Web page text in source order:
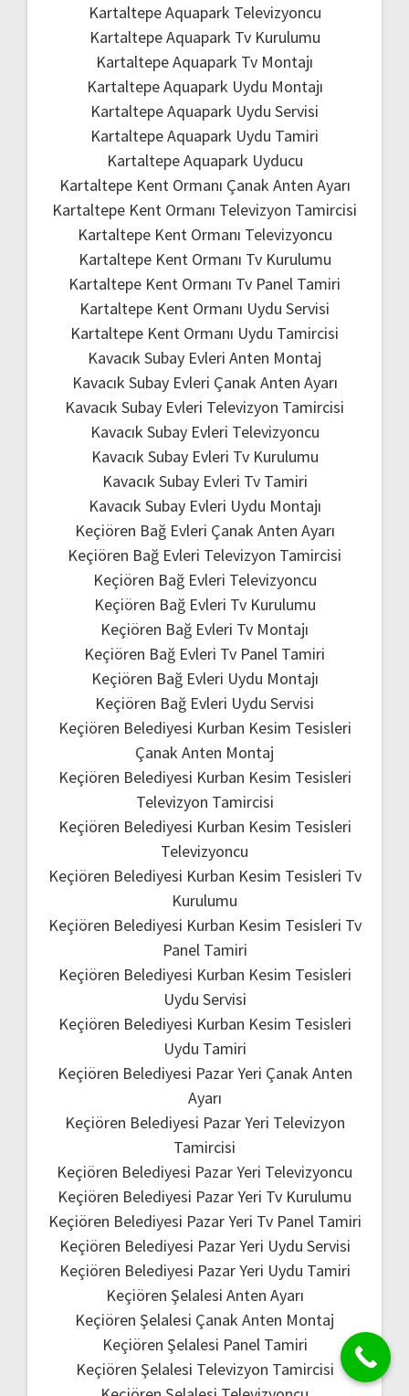
Kartaltepe Aquapark Televizyoncu
Kartaltepe Aquapark Tv Kurulumu
Kartaltepe Aquapark Tv Montajı
Kartaltepe Aquapark Uydu Montajı
Kartaltepe Aquapark Uydu Servisi
Kartaltepe Aquapark Uydu Tamiri
Kartaltepe Aquapark Uyducu
Kartaltepe Kent Ormanı Çanak Anten Ayarı
Kartaltepe Kent Ormanı Televizyon Tamircisi
Kartaltepe Kent Ormanı Televizyoncu
Kartaltepe Kent Ormanı Tv Kurulumu
Kartaltepe Kent Ormanı Tv Panel Tamiri
Kartaltepe Kent Ormanı Uydu Servisi
Kartaltepe Kent Ormanı Uydu Tamircisi
Kavacık Subay Evleri Anten Montaj
Kavacık Subay Evleri Çanak Anten Ayarı
Kavacık Subay Evleri Televizyon Tamircisi
Kavacık Subay Evleri Televizyoncu
Kavacık Subay Evleri Tv Kurulumu
Kavacık Subay Evleri Tv Tamiri
Kavacık Subay Evleri Uydu Montajı
Keçiören Bağ Evleri Çanak Anten Ayarı
Keçiören Bağ Evleri Televizyon Tamircisi
Keçiören Bağ Evleri Televizyoncu
Keçiören Bağ Evleri Tv Kurulumu
Keçiören Bağ Evleri Tv Montajı
Keçiören Bağ Evleri Tv Panel Tamiri
Keçiören Bağ Evleri Uydu Montajı
Keçiören Bağ Evleri Uydu Servisi
Keçiören Belediyesi Kurban Kesim Tesisleri
Çanak Anten Montaj
Keçiören Belediyesi Kurban Kesim Tesisleri
Televizyon Tamircisi
Keçiören Belediyesi Kurban Kesim Tesisleri
Televizyoncu
Keçiören Belediyesi Kurban Kesim Tesisleri Tv
Kurulumu
Keçiören Belediyesi Kurban Kesim Tesisleri Tv
Panel Tamiri
Keçiören Belediyesi Kurban Kesim Tesisleri
Uydu Servisi
Keçiören Belediyesi Kurban Kesim Tesisleri
Uydu Tamiri
Keçiören Belediyesi Pazar Yeri Çanak Anten
Ayarı
Keçiören Belediyesi Pazar Yeri Televizyon
Tamircisi
Keçiören Belediyesi Pazar Yeri Televizyoncu
Keçiören Belediyesi Pazar Yeri Tv Kurulumu
Keçiören Belediyesi Pazar Yeri Tv Panel Tamiri
Keçiören Belediyesi Pazar Yeri Uydu Servisi
Keçiören Belediyesi Pazar Yeri Uydu Tamiri
Keçiören Şelalesi Anten Ayarı
Keçiören Şelalesi Çanak Anten Montaj
Keçiören Şelalesi Panel Tamiri
Keçiören Şelalesi Televizyon Tamircisi